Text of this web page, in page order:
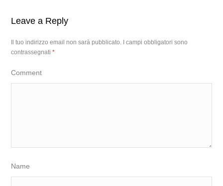
Leave a Reply
Il tuo indirizzo email non sarà pubblicato. I campi obbligatori sono
contrassegnati*
Comment
Name